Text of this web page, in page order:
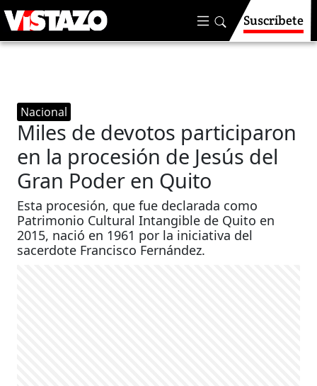
Suscríbete
Nacional
Miles de devotos participaron
en la procesión de Jesús del
Gran Poder en Quito
Esta procesión, que fue declarada como
Patrimonio Cultural Intangible de Quito en
2015, nació en 1961 por la iniciativa del
sacerdote Francisco Fernández.